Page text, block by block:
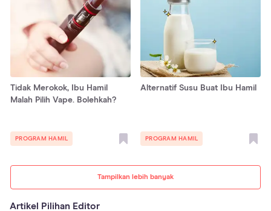
Tampilkan lebih banyak
Tidak Merokok, Ibu Hamil
Malah Pilih Vape. Bolehkah?
PROGRAM HAMIL
Alternatif Susu Buat Ibu Hamil
PROGRAM HAMIL
Artikel Pilihan Editor